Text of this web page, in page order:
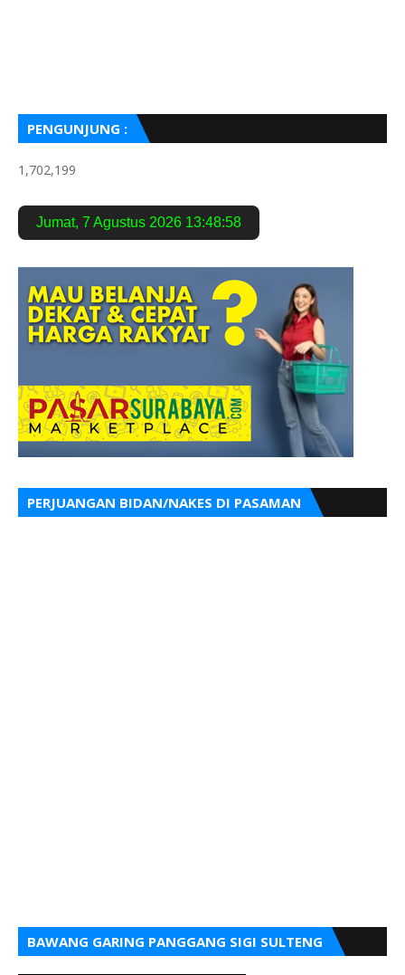
PENGUNJUNG :
1,702,199
Jumat, 7 Agustus 2026 13:49:00
PERJUANGAN BIDAN/NAKES DI PASAMAN
BAWANG GARING PANGGANG SIGI SULTENG